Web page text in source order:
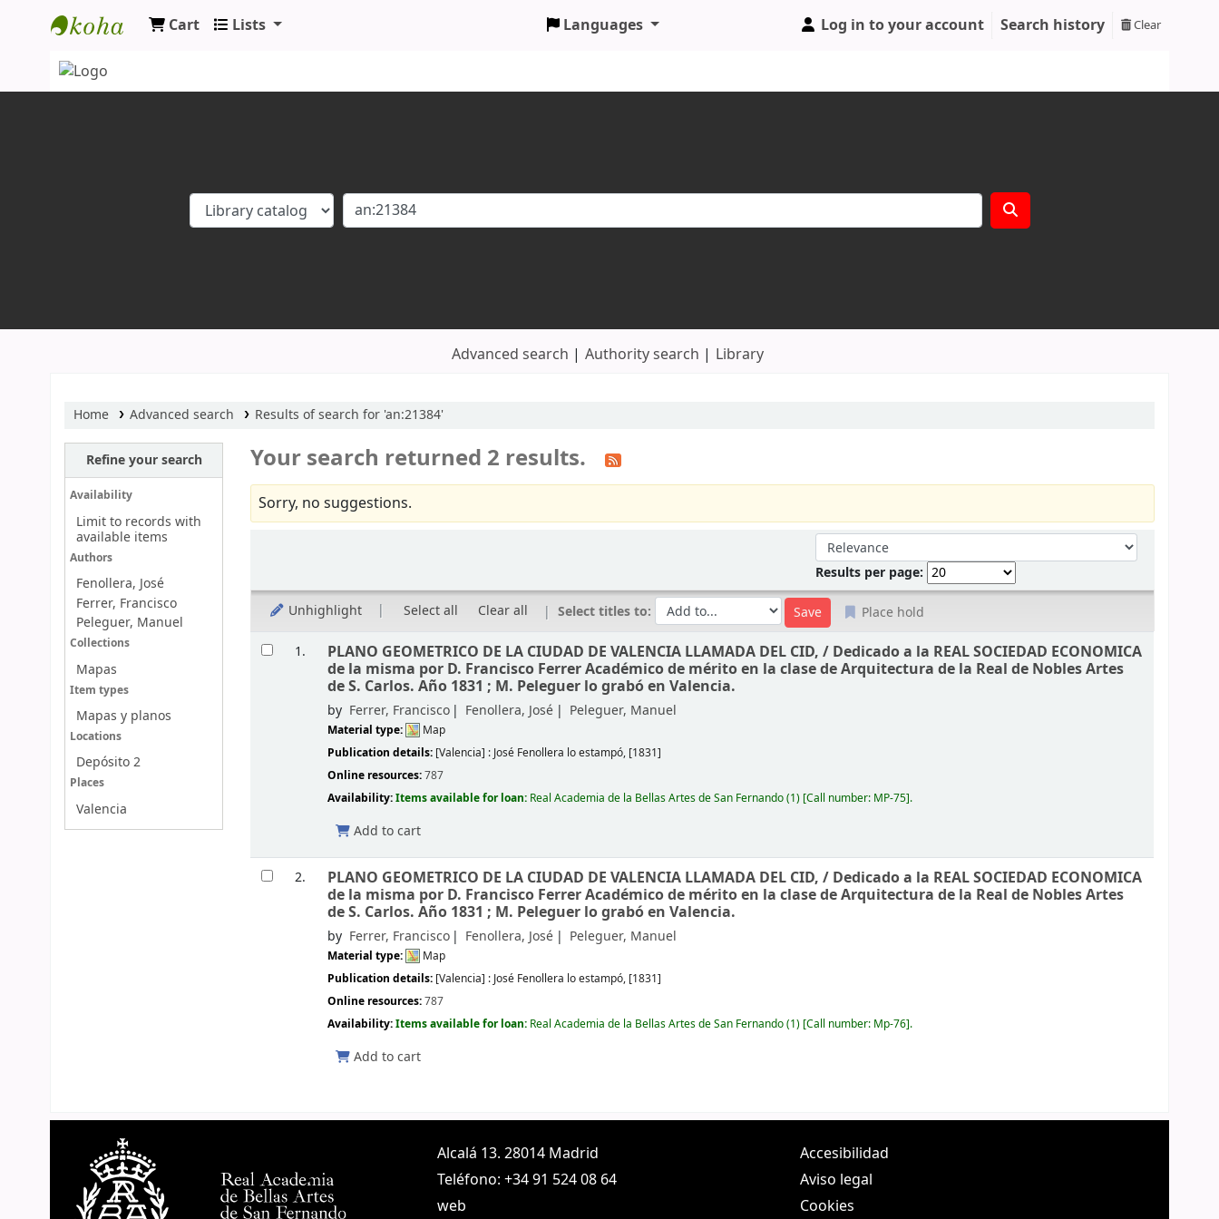
Koha online
Cart Lists Languages Log in to your account Search history Clear
Advanced search Authority search Library
Home Advanced search Results of search for 'an:21384'
Refine your search
Availability
Limit to records with
available items
Authors
Fenollera, José
Ferrer, Francisco
Peleguer, Manuel
Collections
Mapas
Item types
Mapas y planos
Locations
Depósito 2
Places
Valencia
Your search returned 2 results.
Sorry, no suggestions.
Sort by:
Results per page:
Unhighlight Select all Clear all Select titles to: Place hold
Results
1. PLANO GEOMETRICO DE LA CIUDAD DE VALENCIA LLAMADA DEL CID, / Dedicado a la REAL SOCIEDAD ECONOMICA
de la misma por D. Francisco Ferrer Académico de mérito en la clase de Arquitectura de la Real de Nobles Artes
de S. Carlos. Año 1831 ; M. Peleguer lo grabó en Valencia.
by Ferrer, Francisco Fenollera, José Peleguer, Manuel
Material type:
Map
Publication details: [Valencia] : José Fenollera lo estampó, [1831]
Online resources:787
Availability:Items available for loan: Real Academia de la Bellas Artes de San Fernando(1) Call number: MP-75 .
Add to cart
2. PLANO GEOMETRICO DE LA CIUDAD DE VALENCIA LLAMADA DEL CID, / Dedicado a la REAL SOCIEDAD ECONOMICA
de la misma por D. Francisco Ferrer Académico de mérito en la clase de Arquitectura de la Real de Nobles Artes
de S. Carlos. Año 1831 ; M. Peleguer lo grabó en Valencia.
by Ferrer, Francisco Fenollera, José Peleguer, Manuel
Material type:
Map
Publication details: [Valencia] : José Fenollera lo estampó, [1831]
Online resources:787
Availability:Items available for loan: Real Academia de la Bellas Artes de San Fernando(1) Call number: Mp-76 .
Add to cart
Alcalá 13. 28014 Madrid
Teléfono: +34 91 524 08 64
web
Accesibilidad
Aviso legal
Cookies